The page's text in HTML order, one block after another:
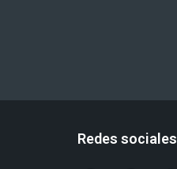
Redes sociales